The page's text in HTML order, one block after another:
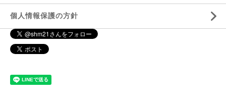
個人情報保護の方針